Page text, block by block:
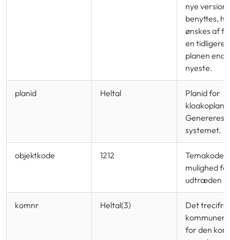
nye
benyttes,
ønskes af
en tidligere
planen end
nyeste.
planid Heltal
Planid for
Genereres
systemet.
objektkode 1212
Temakode
mulighed
udtræden =
komnr Heltal(3)
Det
for den